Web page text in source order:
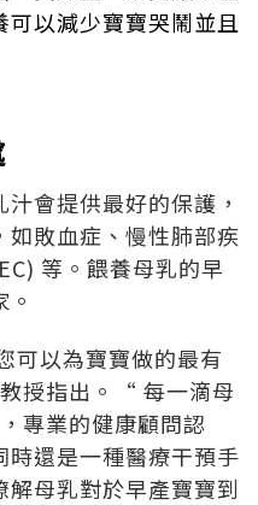
以減少寶寶哭鬧並且
會提供最好的保護，
敗血症、慢性肺部疾
等。餵養母乳的早
可以為寶寶做的最有
授指出。“ 每一滴母
專業的健康顧問認
還是一種醫療干預手
母乳對於早產寶寶到